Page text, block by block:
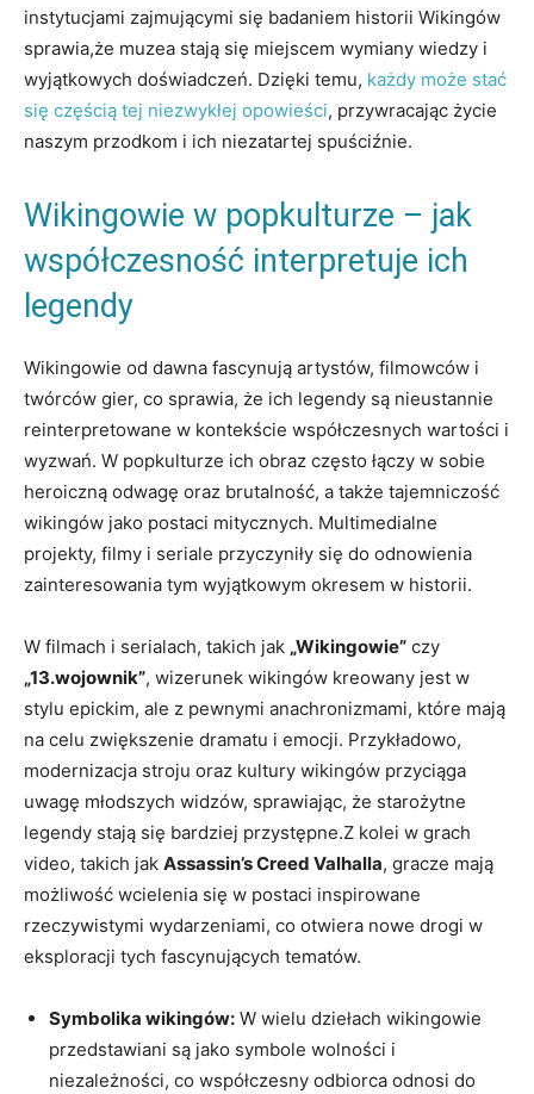
instytucjami zajmującymi się badaniem historii Wikingów
sprawia,że muzea stają się miejscem wymiany wiedzy i
wyjątkowych doświadczeń. Dzięki temu, każdy może stać
się częścią tej niezwykłej opowieści, przywracając życie
naszym przodkom i ich niezatartej spuściźnie.
Wikingowie w popkulturze – jak
współczesność interpretuje ich
legendy
Wikingowie od dawna fascynują artystów, filmowców i
twórców gier, co sprawia, że ich legendy są nieustannie
reinterpretowane w kontekście współczesnych wartości i
wyzwań. W popkulturze ich obraz często łączy w sobie
heroiczną odwagę oraz brutalność, a także tajemniczość
wikingów jako postaci mitycznych. Multimedialne
projekty, filmy i seriale przyczyniły się do odnowienia
zainteresowania tym wyjątkowym okresem w historii.
W filmach i serialach, takich jak „Wikingowie” czy
„13.wojownik”, wizerunek wikingów kreowany jest w
stylu epickim, ale z pewnymi anachronizmami, które mają
na celu zwiększenie dramatu i emocji. Przykładowo,
modernizacja stroju oraz kultury wikingów przyciąga
uwagę młodszych widzów, sprawiając, że starożytne
legendy stają się bardziej przystępne.Z kolei w grach
video, takich jak Assassin’s Creed Valhalla, gracze mają
możliwość wcielenia się w postaci inspirowane
rzeczywistymi wydarzeniami, co otwiera nowe drogi w
eksploracji tych fascynujących tematów.
Symbolika wikingów: W wielu dziełach wikingowie
przedstawiani są jako symbole wolności i
niezależności, co współczesny odbiorca odnosi do